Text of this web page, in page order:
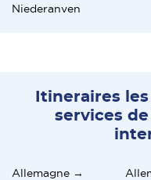
Niederanven
Itineraires
services
Allemagne →